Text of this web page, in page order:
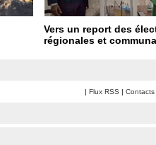
Vers un report des
régionales et
| Flux RSS | Contacts